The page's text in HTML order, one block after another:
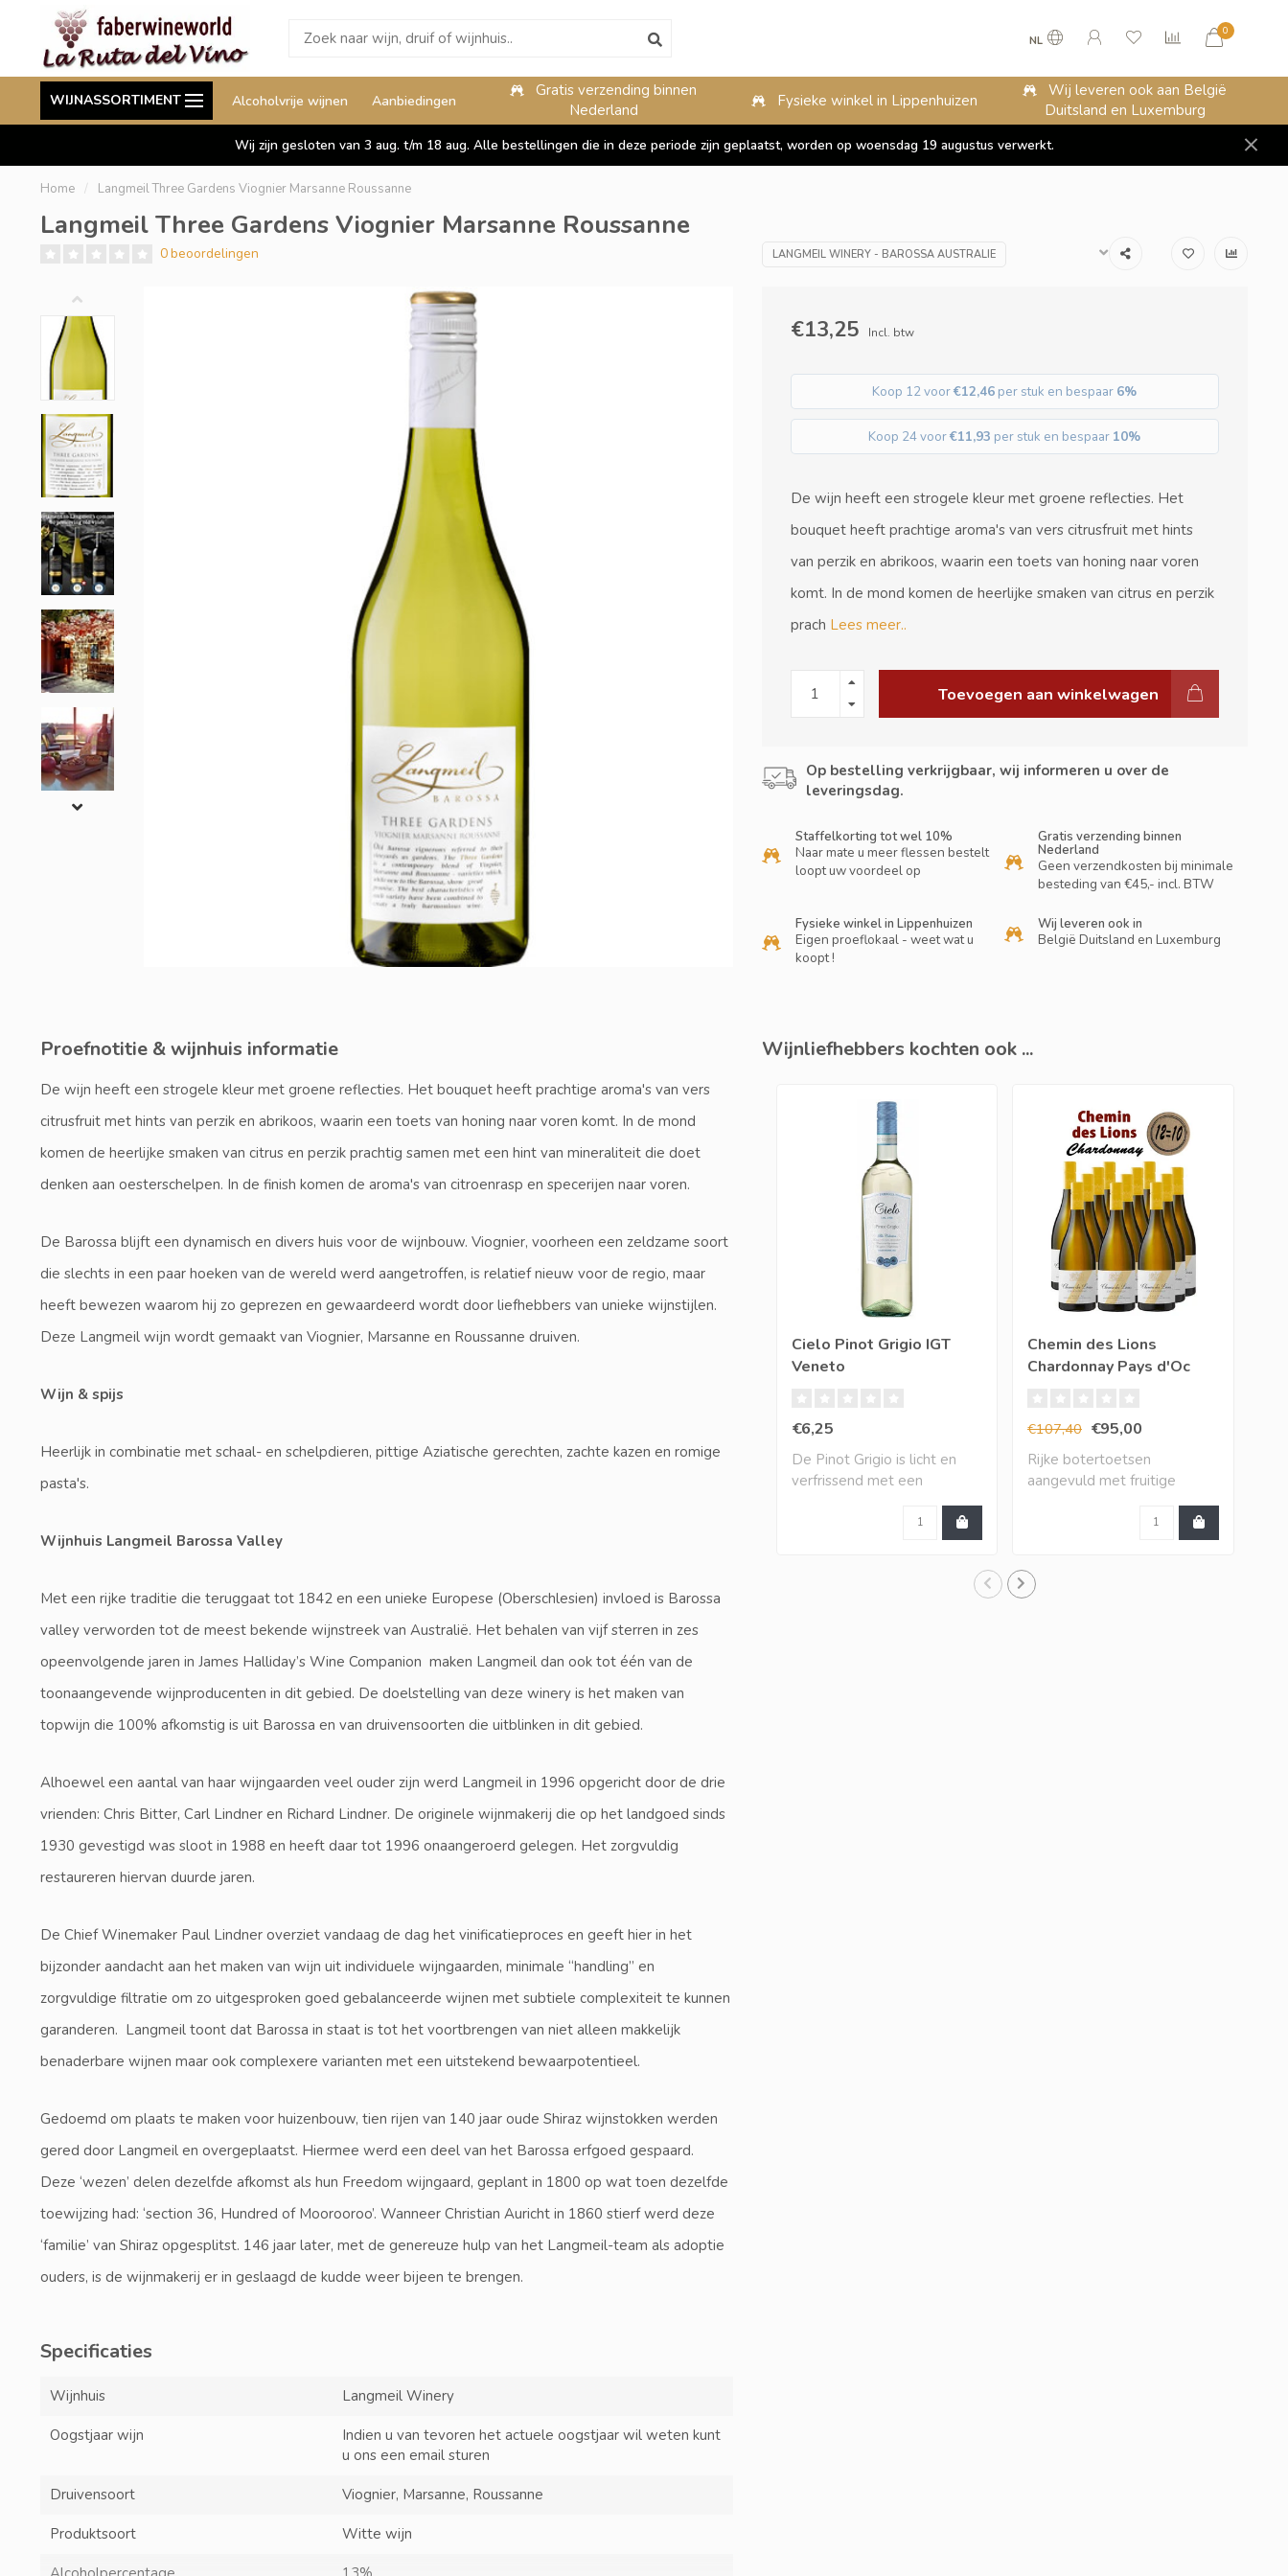
NL
0
WIJNASSORTIMENT Alcoholvrije wijnen Aanbiedingen
Wij leveren ook aan België
Duitsland en Luxemburg
Staffelkorting tot wel 10%
Gratis verzending binnen
Nederland
Fysieke winkel in Lippenhuizen
Wij leveren ook aan België
Duitsland en Luxemburg
Wij zijn gesloten van 3 aug. t/m 18 aug. Alle bestellingen die in deze periode zijn geplaatst, worden op woensdag 19 augustus verwerkt.
Home / Langmeil Three Gardens Viognier Marsanne Roussanne
Langmeil Three Gardens Viognier Marsanne Roussanne
0 beoordelingen LANGMEIL WINERY - BAROSSA AUSTRALIE
€13,25 Incl. btw
Koop 12 voor€12,46 per stuk en bespaar 6%
Koop 24 voor€11,93 per stuk en bespaar 10%
De wijn heeft een strogele kleur met groene reflecties. Het
bouquet heeft prachtige aroma's van vers citrusfruit met hints
van perzik en abrikoos, waarin een toets van honing naar voren
komt. In de mond komen de heerlijke smaken van citrus en perzik
prach Lees meer..
Toevoegen aan winkelwagen
Op bestelling verkrijgbaar, wij informeren u over de
leveringsdag.
Staffelkorting tot wel 10%
Naar mate u meer flessen bestelt
loopt uw voordeel op
Gratis verzending binnen
Nederland
Geen verzendkosten bij minimale
besteding van €45,- incl. BTW
Fysieke winkel in Lippenhuizen
Eigen proeflokaal - weet wat u
koopt !
Wij leveren ook in
België Duitsland en Luxemburg
Proefnotitie & wijnhuis informatie
De wijn heeft een strogele kleur met groene reflecties. Het bouquet heeft prachtige aroma's van vers
citrusfruit met hints van perzik en abrikoos, waarin een toets van honing naar voren komt. In de mond
komen de heerlijke smaken van citrus en perzik prachtig samen met een hint van mineraliteit die doet
denken aan oesterschelpen. In de finish komen de aroma's van citroenrasp en specerijen naar voren.
De Barossa blijft een dynamisch en divers huis voor de wijnbouw. Viognier, voorheen een zeldzame soort
die slechts in een paar hoeken van de wereld werd aangetroffen, is relatief nieuw voor de regio, maar
heeft bewezen waarom hij zo geprezen en gewaardeerd wordt door liefhebbers van unieke wijnstijlen.
Deze Langmeil wijn wordt gemaakt van Viognier, Marsanne en Roussanne druiven.
Wijn & spijs
Heerlijk in combinatie met schaal- en schelpdieren, pittige Aziatische gerechten, zachte kazen en romige
pasta's.
Wijnhuis Langmeil Barossa Valley
Met een rijke traditie die teruggaat tot 1842 en een unieke Europese (Oberschlesien) invloed is Barossa
valley verworden tot de meest bekende wijnstreek van Australië. Het behalen van vijf sterren in zes
opeenvolgende jaren in James Halliday’s Wine Companion maken Langmeil dan ook tot één van de
toonaangevende wijnproducenten in dit gebied. De doelstelling van deze winery is het maken van
topwijn die 100% afkomstig is uit Barossa en van druivensoorten die uitblinken in dit gebied.
Alhoewel een aantal van haar wijngaarden veel ouder zijn werd Langmeil in 1996 opgericht door de drie
vrienden: Chris Bitter, Carl Lindner en Richard Lindner. De originele wijnmakerij die op het landgoed sinds
1930 gevestigd was sloot in 1988 en heeft daar tot 1996 onaangeroerd gelegen. Het zorgvuldig
restaureren hiervan duurde jaren.
De Chief Winemaker Paul Lindner overziet vandaag de dag het vinificatieproces en geeft hier in het
bijzonder aandacht aan het maken van wijn uit individuele wijngaarden, minimale “handling” en
zorgvuldige filtratie om zo uitgesproken goed gebalanceerde wijnen met subtiele complexiteit te kunnen
garanderen. Langmeil toont dat Barossa in staat is tot het voortbrengen van niet alleen makkelijk
benaderbare wijnen maar ook complexere varianten met een uitstekend bewaarpotentieel.
Gedoemd om plaats te maken voor huizenbouw, tien rijen van 140 jaar oude Shiraz wijnstokken werden
gered door Langmeil en overgeplaatst. Hiermee werd een deel van het Barossa erfgoed gespaard.
Deze ‘wezen’ delen dezelfde afkomst als hun Freedom wijngaard, geplant in 1800 op wat toen dezelfde
toewijzing had: ‘section 36, Hundred of Moorooroo’. Wanneer Christian Auricht in 1860 stierf werd deze
‘familie’ van Shiraz opgesplitst. 146 jaar later, met de genereuze hulp van het Langmeil-team als adoptie
ouders, is de wijnmakerij er in geslaagd de kudde weer bijeen te brengen.
Specificaties
Wijnhuis Langmeil Winery
Oogstjaar wijn
Indien u van tevoren het actuele oogstjaar wil weten kunt
u ons een email sturen
Druivensoort Viognier, Marsanne, Roussanne
Produktsoort Witte wijn
Wijnliefhebbers kochten ook ...
Cielo Pinot Grigio IGT
Veneto
€6,25
De Pinot Grigio is licht en
verfrissend met een
Chemin des Lions
Chardonnay Pays d'Oc
€107,40 €95,00
Rijke botertoetsen
aangevuld met fruitige